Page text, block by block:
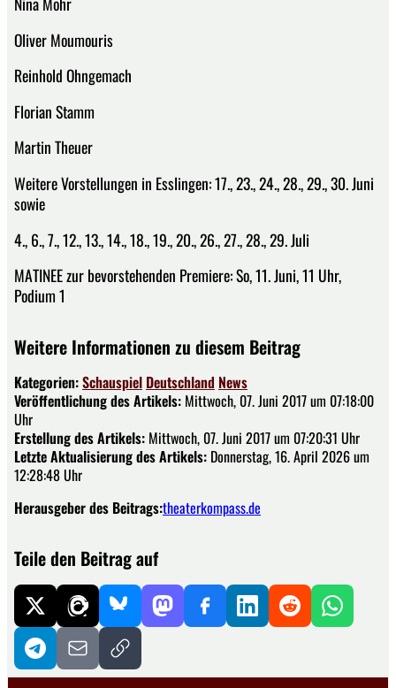
Oliver Moumouris
Reinhold Ohngemach
Florian Stamm
Martin Theuer
Weitere Vorstellungen in Esslingen: 17., 23., 24., 28., 29., 30. Juni
sowie
4., 6., 7., 12., 13., 14., 18., 19., 20., 26., 27., 28., 29. Juli
MATINEE zur bevorstehenden Premiere: So, 11. Juni, 11 Uhr,
Podium 1
Weitere Informationen zu diesem Beitrag
Kategorien:Schauspiel Deutschland News
Veröffentlichung des Artikels: Mittwoch, 07. Juni 2017 um 07:18:00
Uhr
Erstellung des Artikels: Mittwoch, 07. Juni 2017 um 07:20:31 Uhr
Letzte Aktualisierung des Artikels: Donnerstag, 16. April 2026 um
12:28:48 Uhr
Herausgeber des Beitrags:theaterkompass.de
Teile den Beitrag auf